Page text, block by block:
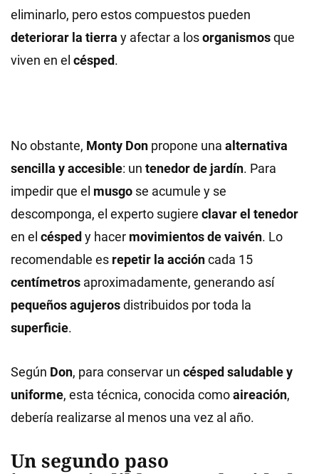
eliminarlo, pero estos compuestos pueden
deteriorar la tierra y afectar a losorganismosque
viven en el césped.
No obstante, Monty Don propone una alternativa
sencilla y accesible: un tenedor de jardín. Para
impedir que el musgo se acumule y se
descomponga, el experto sugiere clavar el tenedor
en el césped y hacer movimientos de vaivén. Lo
recomendable es repetir la accióncada 15
centímetros aproximadamente, generando así
pequeños agujerosdistribuidos por toda la
superficie.
Según Don, para conservar un césped saludable y
uniforme, esta técnica, conocida comoaireación,
debería realizarse al menos una vez al año.
Un segundo paso